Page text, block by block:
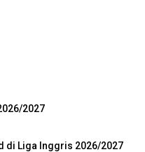
2027
di Liga Inggris 2026/2027